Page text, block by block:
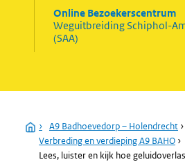
Online Bezoekerscentrum
WeguitbreidingSchiphol-
(SAA)
Home
› A9 Badhoevedorp – Holendrecht ›
Verbreding en verdieping A9 BAHO ›
Lees, luister en kijk hoe